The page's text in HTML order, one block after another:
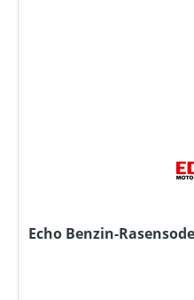
Echo Benzin-